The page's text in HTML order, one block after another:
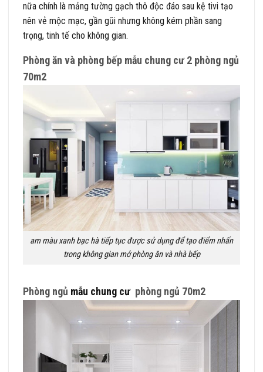
nữa chính là mảng tường gạch thô độc đáo sau kệ tivi tạo
nên vẻ mộc mạc, gần gũi nhưng không kém phần sang
trọng, tinh tế cho không gian.
Phòng ăn và phòng bếp mẫu chung cư 2 phòng ngủ
70m2
am màu xanh bạc hà tiếp tục được sử dụng để tạo điểm nhấn
trong không gian mở phòng ăn và nhà bếp
Phòng ngủ mẫu chung cưphòng ngủ 70m2